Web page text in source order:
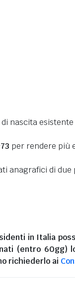
nascita esistente
per rendere più
anagrafici di
in Italia
(entro 60gg)
richiederlo ai